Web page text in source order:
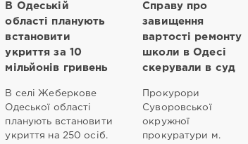
В Одеській
області планують
встановити
укриття за 10
мільйонів гривень
В селі Жеберкове
Одеської області
планують встановити
укриття на 250 осіб.
Справу про
завищення
вартості ремонту
школи в Одесі
скерували в суд
Прокурори
Суворовської
окружної
прокуратури м.